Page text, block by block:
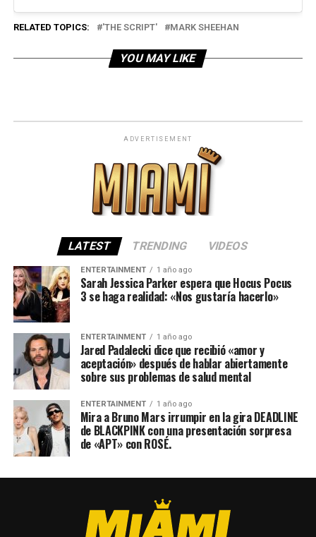
RELATED TOPICS: 'THE SCRIPT' MARK SHEEHAN
YOU MAY LIKE
ADVERTISEMENT
LATEST TRENDING VIDEOS
ENTERTAINMENT 1 año ago
Sarah Jessica Parker espera que Hocus Pocus
3 se haga realidad: «Nos gustaría hacerlo»
ENTERTAINMENT 1 año ago
Jared Padalecki dice que recibió «amor y
aceptación» después de hablar abiertamente
sobre sus problemas de salud mental
ENTERTAINMENT 1 año ago
Mira a Bruno Mars irrumpir en la gira DEADLINE
de BLACKPINK con una presentación sorpresa
de «APT» con ROSÉ.